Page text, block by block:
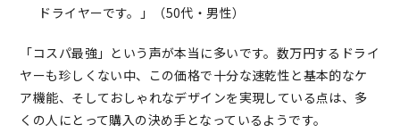
ドライヤーです。」（50代・男性）
「コスパ最強」という声が本当に多いです。数万円するドライ
ヤーも珍しくない中、この価格で十分な速乾性と基本的なケ
ア機能、そしておしゃれなデザインを実現している点は、多
くの人にとって購入の決め手となっているようです。